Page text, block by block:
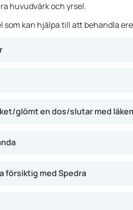
huvudvärk och yrsel.
som kan hjälpa till att behandla
glömt en dos/slutar med
försiktig med Spedra